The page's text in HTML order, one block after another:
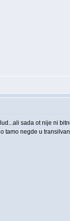
sada ot nije ni
tamo negde u